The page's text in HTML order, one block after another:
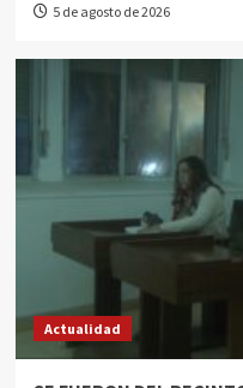
5 de agosto de 2026
Actualidad